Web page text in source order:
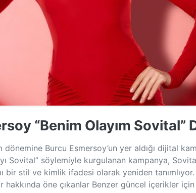
“Benim Olayım Sovital”
Burcu Esmersoy’un yer aldığı dijital
Sovital” söylemiyle kurgulanan kampanya,
bir stil ve kimlik ifadesi olarak yeniden
hakkında öne çıkanlar Benzer güncel içerikler için